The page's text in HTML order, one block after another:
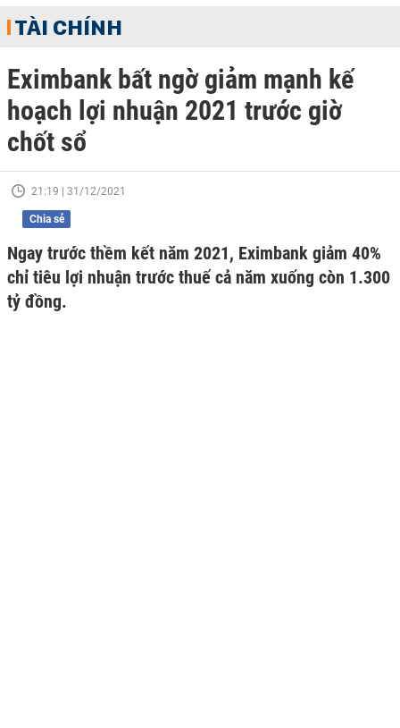
TÀI CHÍNH
Eximbank bất ngờ giảm mạnh kế
hoạch lợi nhuận 2021 trước giờ
chốt sổ
21:19 | 31/12/2021
Chia sẻ
Ngay trước thềm kết năm 2021, Eximbank giảm 40%
chỉ tiêu lợi nhuận trước thuế cả năm xuống còn 1.300
tỷ đồng.